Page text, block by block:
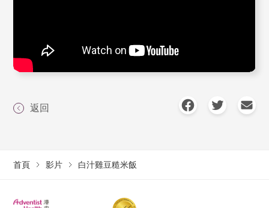
返回
首頁 影片 白汁雞豆糙米飯